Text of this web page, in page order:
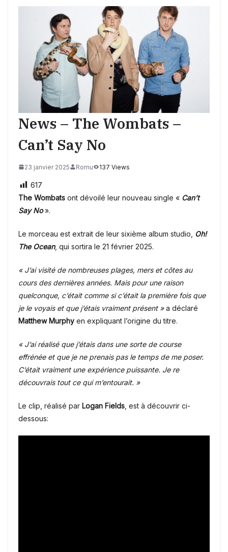
News – The Wombats –
Can’t Say No
23 janvier 2025 Romu 137 Views
617
The Wombats ont dévoilé leur nouveau single « Can’t
Say No».
Le morceau est extrait de leur sixième album studio,
Oh!
The Ocean, qui sortira le 21 février 2025.
« J’ai visité de nombreuses plages, mers et côtes au
cours des dernières années. Mais pour une raison
quelconque, c’était comme si c’était la première fois que
je le voyais et que j’étais vraiment présent »a déclaré
Matthew Murphy en expliquant l’origine du titre.
« J’ai réalisé que j’étais dans une sorte de course
effrénée et que je ne prenais pas le temps de me poser.
C’était vraiment une expérience puissante. Je re
découvrais tout ce qui m’entourait. »
Le clip, réalisé par Logan Fields , est à découvrir ci-
dessous: